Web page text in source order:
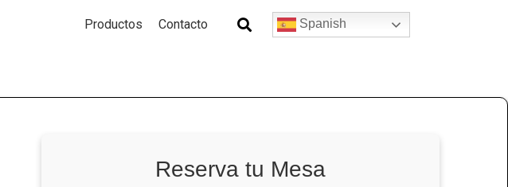
Productos Contacto Spanish
Reserva tu Mesa